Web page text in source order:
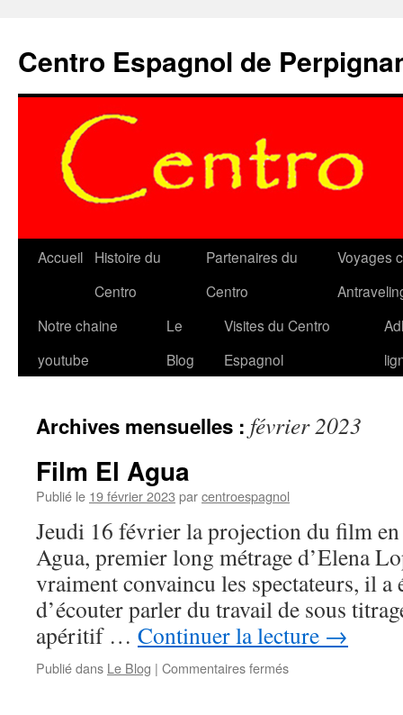
contenu
Centro Espagnol de
Accueil
Histoire du
Centro
Partenaires du
Centro
Voyages
Notre chaine
youtube
Le
Blog
Visites du Centro
Espagnol
Archives mensuelles : février 2023
Film El Agua
Publié le 19 février 2023 parcentroespagnol
Jeudi 16 février la projection du film
Agua, premier long métrage d’Elena
vraiment convaincu les spectateurs, il a
d’écouter parler du travail de sous
apéritif … Continuer la lecture →
Publié dans Le Blog | Commentaires fermés